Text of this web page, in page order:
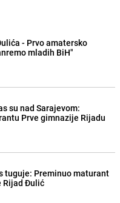
- Prvo amatersko
mladih BiH"
su nad Sarajevom:
Prve gimnazije Rijadu
tuguje: Preminuo maturant
Rijad Đulić